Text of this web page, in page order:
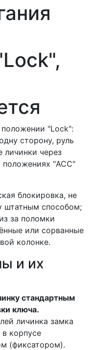
"Lock":
сторону, руль
личинки через
положениях "ACC"
блокировка, не
штатным способом;
за поломки
или сорванные
колонке.
и их
стандартным
ключа.
личинка замка
корпусе
(фиксатором).